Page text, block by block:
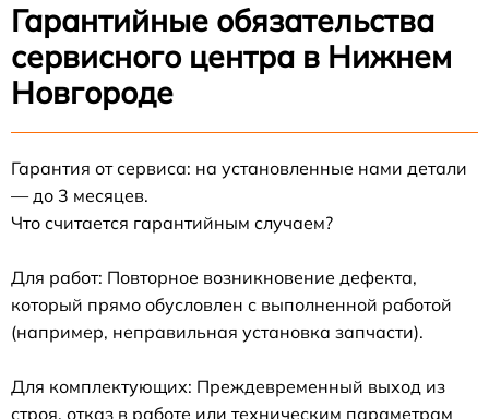
Гарантийные обязательства
сервисного центра в Нижнем
Новгороде
Гарантия от сервиса: на установленные нами детали
— до 3 месяцев.
Что считается гарантийным случаем?
Для работ: Повторное возникновение дефекта,
который прямо обусловлен с выполненной работой
(например, неправильная установка запчасти).
Для комплектующих: Преждевременный выход из
строя, отказ в работе или техническим параметрам